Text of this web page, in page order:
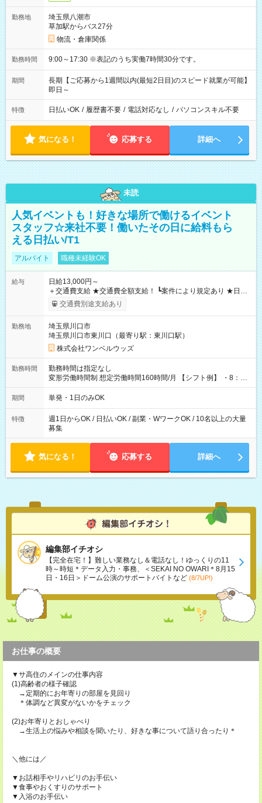
勤務地
埼玉県八潮市
草加駅からバス27分
物流・倉庫関係
勤務時間 9:00～17:30 ※表記のうち実働7時間30分です。
期間
長期【ご応募から1週間以内(最短2日目)のスピード就業が可能】
即日～
特徴 日払いOK / 履歴書不要 / 電話対応なし / パソコンスキル不要
気になる！ 応募する 詳細へ
未読
人気イベントも！好きな場所で働けるイベント
スタッフ☆来社不要！働いたその日に給料もら
える日払い/T1
アルバイト 職種未経験OK
給与
日給13,000円～
＋交通費支給 ★交通費全額支給！ ┗案件により規定あり ★日払
いOK！（規定あり） ┗働いたその日に現金GET♪ お仕事後はコ
ンビニATMから 日払い分を引き落とせます！ 【試用期間】試
交通費別途支給あり
勤務地
埼玉県川口市
埼玉県川口市東川口（最寄り駅：東川口駅）
株式会社ワンベルウッズ
勤務時間
勤務時間は指定なし
変形労働時間制 想定労働時間160時間/月 【シフト例】 ・8：00
～21：00
期間 単発・1日のみOK
特徴
週1日からOK / 日払いOK / 副業・WワークOK / 10名以上の大量
募集
気になる！ 応募する 詳細へ
編集部イチオシ
【完全在宅！】難しい業務なし＆電話なし！ゆっくりの11
時～時短＊データ入力・事務、＜SEKAI NO OWARI＊8月15
日・16日＞ドーム公演のサポートバイトなど (8/7UP!)
お仕事の概要
▼サ高住のメインの仕事内容
(1)高齢者の様子確認
→定期的にお年寄りの部屋を見回り
＊体調など異変がないかをチェック
(2)お年寄りとおしゃべり
→生活上の悩みや相談を聞いたり、好きな事について語り合ったり＊
＼他には／
▼お話相手やリハビリのお手伝い
▼食事やおくすりのサポート
▼入浴のお手伝い